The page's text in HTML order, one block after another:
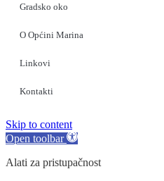
Gradsko oko
O Općini Marina
Linkovi
Kontakti
Skip to content
Open toolbar
Alati za pristupačnost